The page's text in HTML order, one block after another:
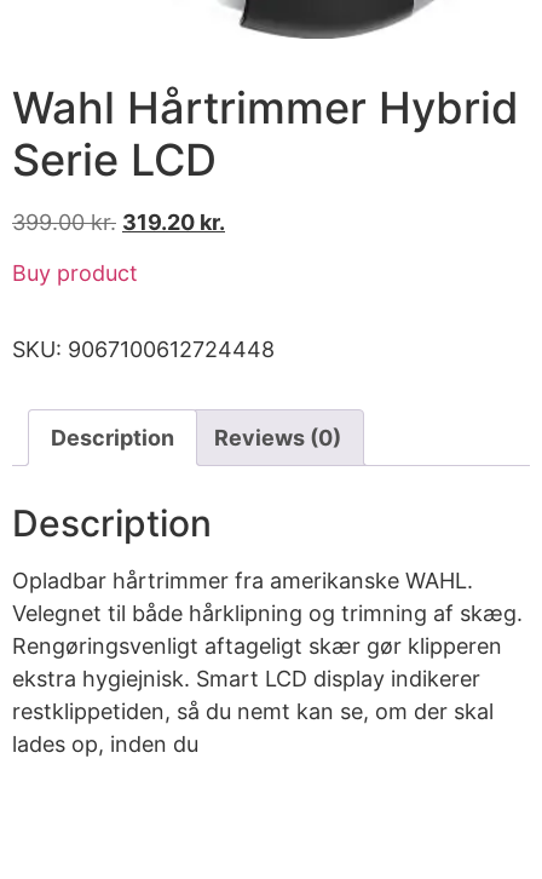
Wahl Hårtrimmer Hybrid
Serie LCD
399.00kr. 319.20 kr.
Buy product
SKU: 9067100612724448
Description Reviews (0)
Description
Opladbar hårtrimmer fra amerikanske WAHL.
Velegnet til både hårklipning og trimning af skæg.
Rengøringsvenligt aftageligt skær gør klipperen
ekstra hygiejnisk. Smart LCD display indikerer
restklippetiden, så du nemt kan se, om der skal
lades op, inden du